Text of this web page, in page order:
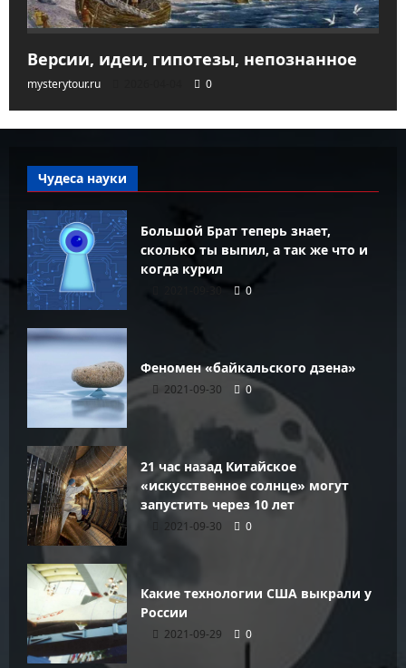
Версии, идеи, гипотезы, непознанное
mysterytour.ru 0
Чудеса науки
Большой Брат теперь знает,
сколько ты выпил, а так же что и
когда курил
2021-09-30 0
Феномен «байкальского дзена»
2021-09-30 0
21 час назад Китайское
«искусственное солнце» могут
запустить через 10 лет
2021-09-30 0
Какие технологии США выкрали у
России
2021-09-29 0